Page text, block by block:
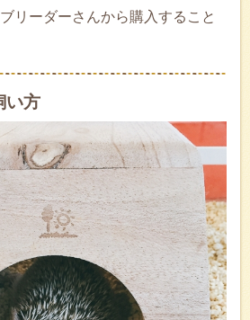
リーダーさんから購入すること
い方